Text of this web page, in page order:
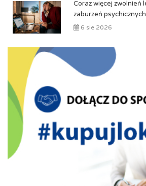
Coraz więcej zwolnień
zaburzeń
6 sie 2026